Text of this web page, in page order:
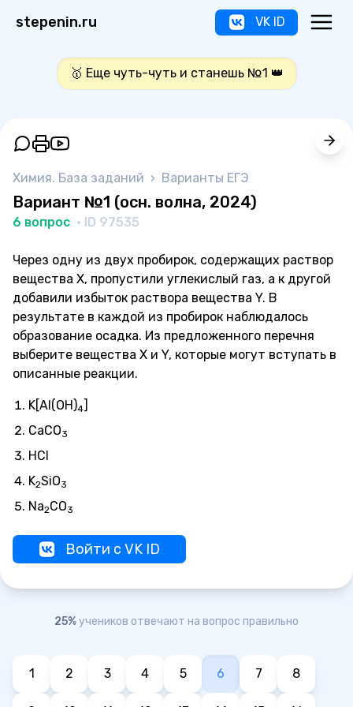
stepenin.ru VK ID
🥇 Еще чуть-чуть и станешь №1 👑
Химия. База заданий › Варианты ЕГЭ
Вариант №1 (осн. волна, 2024)
6 вопрос · ID 97535
Через одну из двух пробирок, содержащих раствор
вещества Х, пропустили углекислый газ, а к другой
добавили избыток раствора вещества Y. В
результате в каждой из пробирок наблюдалось
образование осадка. Из предложенного перечня
выберите вещества X и Y, которые могут вступать в
описанные реакции.
K[Al(OH)4]
CaCO3
HCl
K2SiO3
Na2CO3
Войти с VK ID
25%учеников отвечают на вопрос правильно
1 2 3 4 5 6 7 8